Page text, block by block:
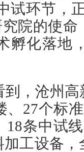
试环节，
院的使
孵化落地
，沧州
、27个标
条中试
工设备